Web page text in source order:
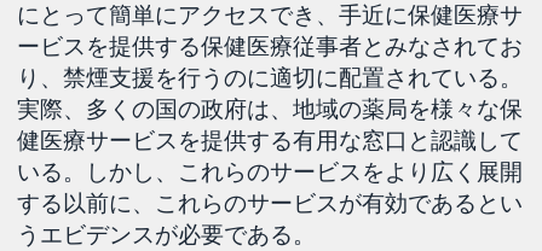
にとって簡単にアクセスでき、手近に保健医療サ
ービスを提供する保健医療従事者とみなされてお
り、禁煙支援を行うのに適切に配置されている。
実際、多くの国の政府は、地域の薬局を様々な保
健医療サービスを提供する有用な窓口と認識して
いる。しかし、これらのサービスをより広く展開
する以前に、これらのサービスが有効であるとい
うエビデンスが必要である。